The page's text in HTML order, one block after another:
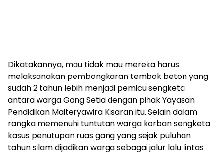
Dikatakannya, mau tidak mau mereka harus
melaksanakan pembongkaran tembok beton yang
sudah 2 tahun lebih menjadi pemicu sengketa
antara warga Gang Setia dengan pihak Yayasan
Pendidikan Maiteryawira Kisaran itu. Selain dalam
rangka memenuhi tuntutan warga korban sengketa
kasus penutupan ruas gang yang sejak puluhan
tahun silam dijadikan warga sebagai jalur lalu lintas